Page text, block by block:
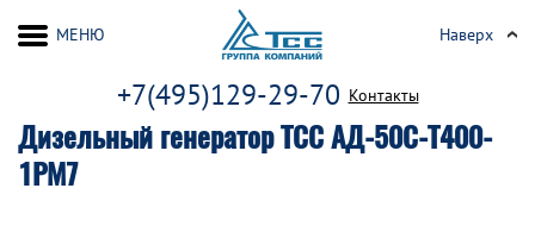
Дизельный генератор ТСС АД-50С-Т400-
1РМ7
+7(495)129-29-70 Контакты
МЕНЮ Наверх